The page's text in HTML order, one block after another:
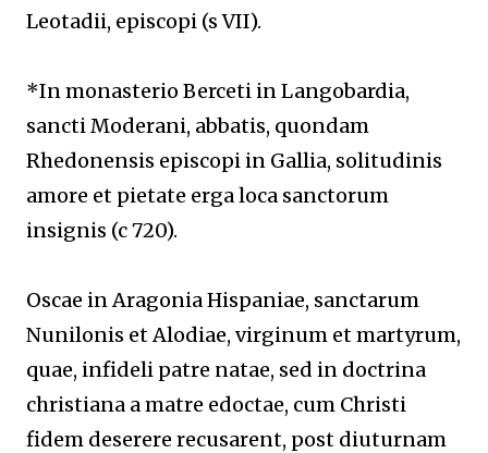
Leotadii, episcopi (s VII).
*In monasterio Berceti in Langobardia,
sancti Moderani, abbatis, quondam
Rhedonensis episcopi in Gallia, solitudinis
amore et pietate erga loca sanctorum
insignis (c 720).
Oscae in Aragonia Hispaniae, sanctarum
Nunilonis et Alodiae, virginum et martyrum,
quae, infideli patre natae, sed in doctrina
christiana a matre edoctae, cum Christi
fidem deserere recusarent, post diuturnam